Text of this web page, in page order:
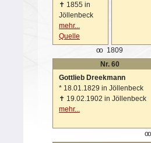
✝ 1855 in
Jöllenbeck
mehr...
Quelle
oo 1809
Nr. 60
Gottlieb Dreekmann
* 18.01.1829 in Jöllenbeck
✝ 19.02.1902 in Jöllenbeck
mehr...
oo